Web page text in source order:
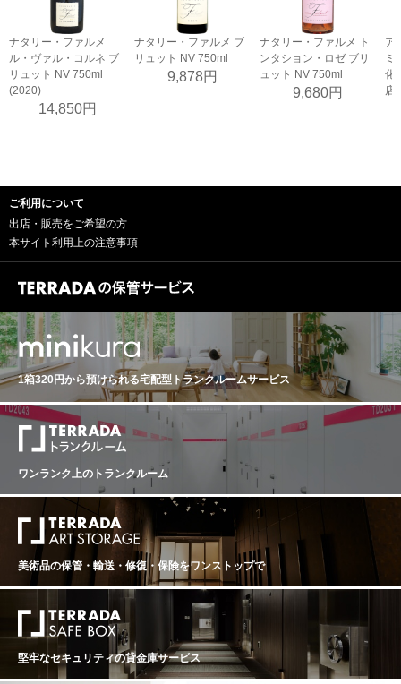
ナタリー・ファルメ
ル・ヴァル・コルネ ブ
リュット NV 750ml
(2020)
14,850円
ナタリー・ファルメ ブ
リュット NV 750ml
9,878円
ナタリー・ファルメ ト
ンタション・ロゼ ブリ
ュット NV 750ml
9,680円
ア
ミ
化
店
ご利用について
出店・販売をご希望の方
本サイト利用上の注意事項
1箱320円から預けられる宅配型トランクルームサービス
ワンランク上のトランクルーム
美術品の保管・輸送・修復・保険をワンストップで
堅牢なセキュリティの貸金庫サービス